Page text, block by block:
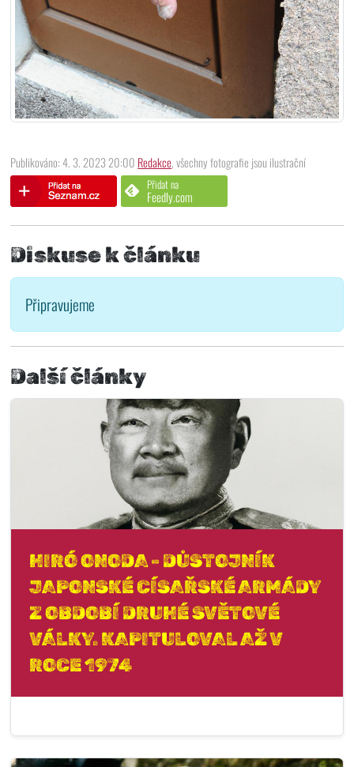
Publikováno: 4. 3. 2023 20:00 Redakce, všechny fotografie jsou ilustrační
Přidat na
Feedly.com
Diskuse k článku
Připravujeme
Další články
HIRÓ ONODA - DŮSTOJNÍK
JAPONSKÉ CÍSAŘSKÉ ARMÁDY
Z OBDOBÍ DRUHÉ SVĚTOVÉ
VÁLKY. KAPITULOVAL AŽ V
ROCE 1974